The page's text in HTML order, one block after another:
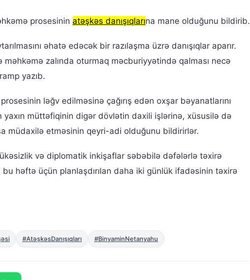
prosesinin atəşkəs danışıqlarına mane olduğunu bildirib.
əhatə edəcək bir razılaşma üzrə danışıqlar aparır.
zalında oturmaq məcburiyyətində qalması necə
yazıb.
ləğv edilməsinə çağırış edən oxşar bəyanatlarını
müttəfiqinin digər dövlətin daxili işlərinə, xüsusilə də
müdaxilə etməsinin qeyri-adi olduğunu bildirirlər.
və diplomatik inkişaflar səbəbilə dəfələrlə təxirə
həftə üçün planlaşdırılan daha iki günlük ifadəsinin təxirə
#AtəşkəsDanışıqları #BinyaminNetanyahu